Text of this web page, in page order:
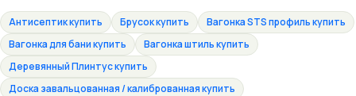
Антисептик купить Брусок купить
Вагонка STS профиль купить
Вагонка для бани купить
Вагонка штиль купить
Деревянный Плинтус купить
Доска завальцованная / калиброванная купить